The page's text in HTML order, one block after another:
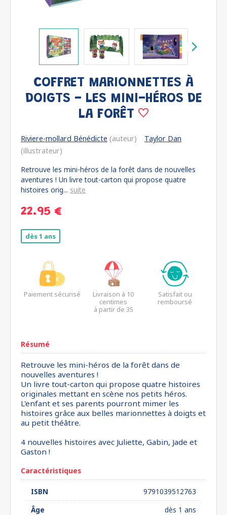
COFFRET MARIONNETTES À
DOIGTS - LES MINI-HÉROS DE
LA FORÊT
Riviere-mollard Bénédicte (auteur)
Taylor Dan
(illustrateur)
Retrouve les mini-héros de la forêt dans de nouvelles
aventures ! Un livre tout-carton qui propose quatre
histoires orig... suite
22.95 €
dès 1 ans
Paiement sécurisé
Livraison à 10
centimes
à partir de 35
Satisfait ou
remboursé
Résumé
Retrouve les mini-héros de la forêt dans de
nouvelles aventures !
Un livre tout-carton qui propose quatre histoires
originales mettant en scène nos petits héros.
L'enfant et ses parents pourront mimer les
histoires grâce aux belles marionnettes à doigts et
au petit théâtre.
4 nouvelles histoires avec Juliette, Gabin, Jade et
Gaston !
Caractéristiques
ISBN
9791039512763
Âge
dès 1 ans